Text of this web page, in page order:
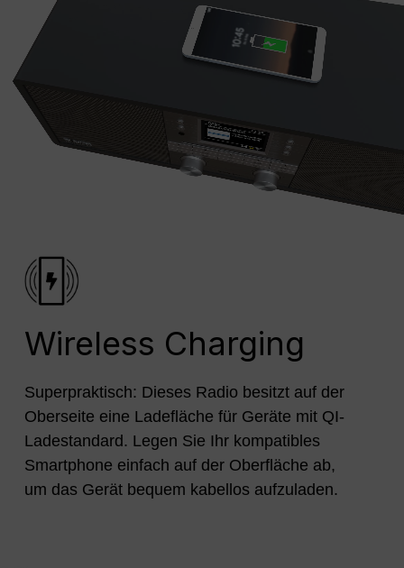
Wireless Charging
Superpraktisch: Dieses Radio besitzt auf der
Oberseite eine Ladefläche für Geräte mit QI-
Ladestandard. Legen Sie Ihr kompatibles
Smartphone einfach auf der Oberfläche ab,
um das Gerät bequem kabellos aufzuladen.